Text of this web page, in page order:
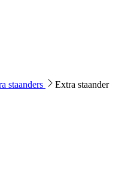
staanders
Extra staander